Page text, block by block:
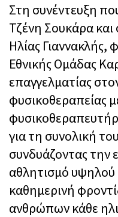
Στη συνέντευξη
Τζένη Σουκάρα
Ηλίας Γιαννακλής,
Εθνικής Ομάδας
επαγγελματίας
φυσικοθεραπείας
για τη συνολική
συνδυάζοντας την
αθλητισμό υψηλού
καθημερινή
ανθρώπων κάθε